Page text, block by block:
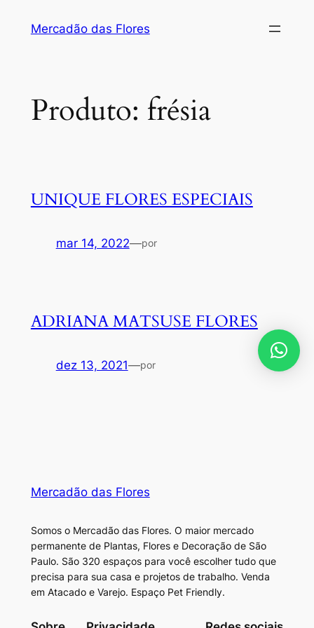
Mercadão das Flores
Produto: frésia
UNIQUE FLORES ESPECIAIS
mar 14, 2022—por
ADRIANA MATSUSE FLORES
dez 13, 2021—por
Mercadão das Flores
Somos o Mercadão das Flores. O maior mercado
permanente de Plantas, Flores e Decoração de São
Paulo. São 320 espaços para você escolher tudo que
precisa para sua casa e projetos de trabalho. Venda
em Atacado e Varejo. Espaço Pet Friendly.